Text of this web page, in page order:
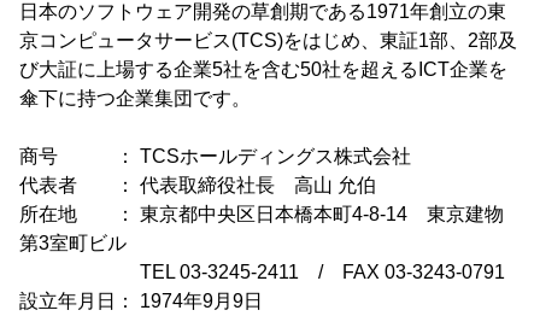
日本のソフトウェア開発の草創期である1971年創立の東
京コンピュータサービス(TCS)をはじめ、東証1部、2部及
び大証に上場する企業5社を含む50社を超えるICT企業を
傘下に持つ企業集団です。
商号 ： TCSホールディングス株式会社
代表者 ： 代表取締役社長 高山 允伯
所在地 ： 東京都中央区日本橋本町4-8-14 東京建物
第3室町ビル
TEL 03-3245-2411 / FAX 03-3243-0791
設立年月日： 1974年9月9日